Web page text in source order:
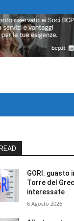
GORI: guasto
Torre del
interessate
6 Agosto 2026